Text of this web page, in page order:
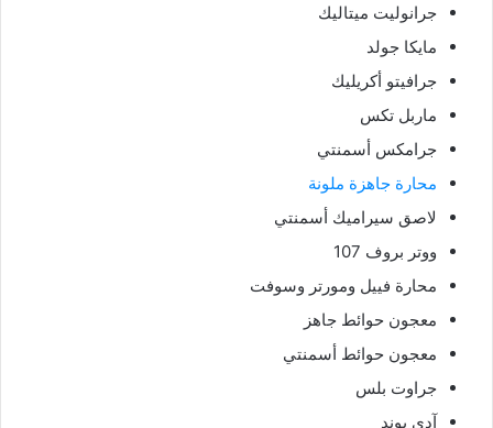
جرانوليت ميتاليك
مايكا جولد
جرافيتو أكريليك
ماربل تكس
جرامكس أسمنتي
محارة جاهزة ملونة
لاصق سيراميك أسمنتي
ووتر بروف 107
محارة فييل ومورتر وسوفت
معجون حوائط جاهز
معجون حوائط أسمنتي
جراوت بلس
آدي بوند